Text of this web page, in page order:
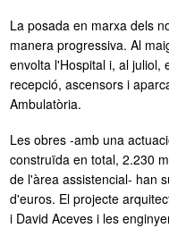
La posada en marxa dels
manera progressiva. Al
envolta l'Hospital i, al juliol,
recepció, ascensors i
Ambulatòria.
Les obres -amb una
construïda en total, 2.230 m
de l'àrea assistencial- han
d'euros. El projecte
i David Aceves i les